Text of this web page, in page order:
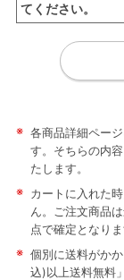
てください。
※ 各商品詳細ペー
す。そちらの内
たします。
※ カートに入れた
ん。ご注文商品
点で確定となりま
※ 個別に送料がか
込)以上送料無料